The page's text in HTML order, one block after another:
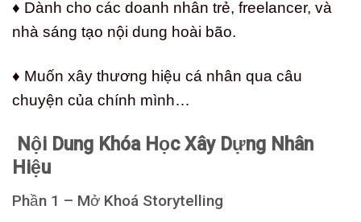
♦ Dành cho các doanh nhân trẻ, freelancer, và
nhà sáng tạo nội dung hoài bão.
♦ Muốn xây thương hiệu cá nhân qua câu
chuyện của chính mình…
Nội Dung Khóa Học Xây Dựng Nhân
Hiệu
Phần 1 – Mở Khoá Storytelling